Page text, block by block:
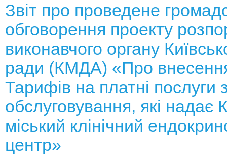
Звіт про проведене
обговорення проекту
виконавчого органу
ради (КМДА) «Про
Тарифів на платні послуги
обслуговування, які надає
міський клінічний
центр»